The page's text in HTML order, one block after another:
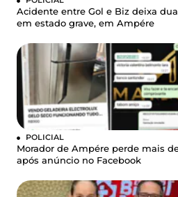
Acidente entre Gol e Biz deixa
em estado grave, em Ampére
POLICIAL
Morador de Ampére perde mais
após anúncio no Facebook